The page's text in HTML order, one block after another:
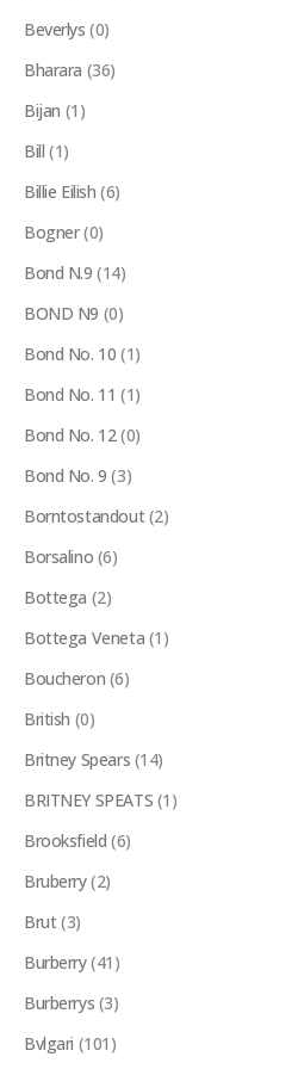
Beverlys (0)
Bharara (36)
Bijan (1)
Bill (1)
Billie Eilish (6)
Bogner(0)
Bond N.9 (14)
BOND N9 (0)
Bond No. 10 (1)
Bond No. 11 (1)
Bond No. 12(0)
Bond No. 9 (3)
Borntostandout (2)
Borsalino (6)
Bottega (2)
Bottega Veneta (1)
Boucheron (6)
British (0)
Britney Spears (14)
BRITNEY SPEATS (1)
Brooksfield (6)
Bruberry(2)
Brut(3)
Burberry(41)
Burberrys (3)
Bvlgari (101)